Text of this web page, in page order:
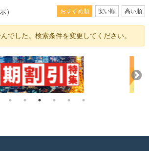
） おすすめ順 安い順 高い順
でした。検索条件を変更してください。